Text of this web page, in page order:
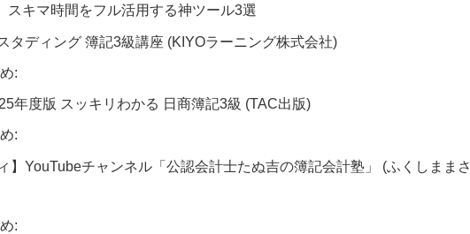
スキマ時間をフル活用する神ツール3選
タディング 簿記3級講座 (KIYOラーニング株式会社)
:
年度版 スッキリわかる 日商簿記3級 (TAC出版)
:
】YouTubeチャンネル「公認会計士たぬ吉の簿記会計塾」 (ふくしままさ
: